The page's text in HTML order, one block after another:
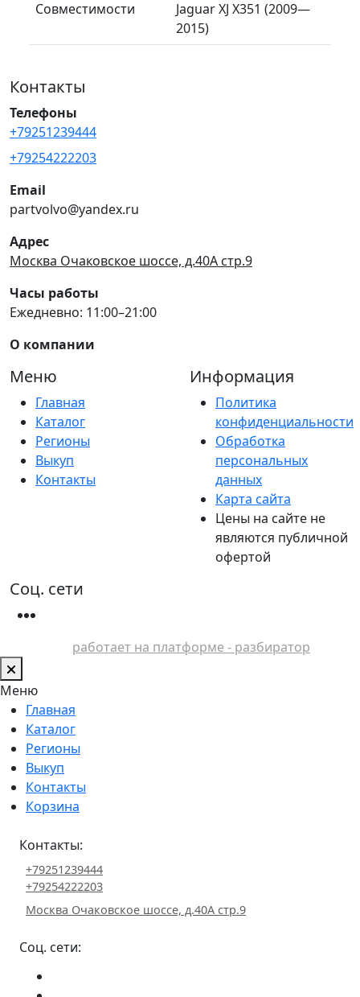
Совместимости
Jaguar XJ X351 (2009—
2015)
Контакты
Телефоны
+79251239444
+79254222203
Email
partvolvo@yandex.ru
Адрес
Москва Очаковское шоссе, д.40А стр.9
Часы работы
Ежедневно: 11:00–21:00
О компании
Меню
Главная
Каталог
Регионы
Выкуп
Контакты
Информация
Политика
конфиденциальности
Обработка
персональных
данных
Карта сайта
Цены на сайте не
являются публичной
офертой
Соц. сети
работает на платформе - разбиратор
Меню
Главная
Каталог
Регионы
Выкуп
Контакты
Корзина
Контакты:
+79251239444
+79254222203
Москва Очаковское шоссе, д.40А стр.9
Соц. сети: